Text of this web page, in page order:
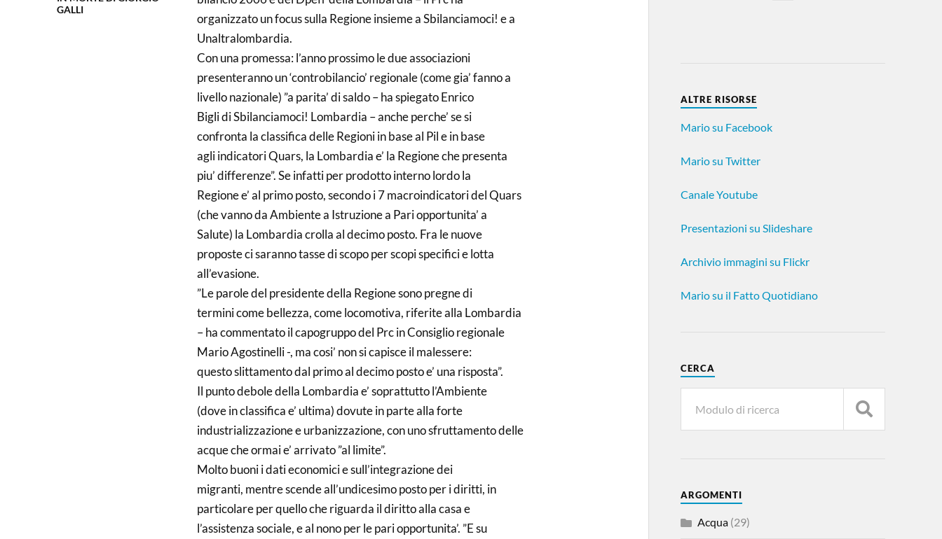
GALLI
organizzato un focus sulla Regione insieme a Sbilanciamoci! e a
Unaltralombardia.
Con una promessa: l’anno prossimo le due associazioni
presenteranno un ‘controbilancio’ regionale (come gia’ fanno a
livello nazionale) ”a parita’ di saldo – ha spiegato Enrico
Bigli di Sbilanciamoci! Lombardia – anche perche’ se si
confronta la classifica delle Regioni in base al Pil e in base
agli indicatori Quars, la Lombardia e’ la Regione che presenta
piu’ differenze”. Se infatti per prodotto interno lordo la
Regione e’ al primo posto, secondo i 7 macroindicatori del Quars
(che vanno da Ambiente a Istruzione a Pari opportunita’ a
Salute) la Lombardia crolla al decimo posto. Fra le nuove
proposte ci saranno tasse di scopo per scopi specifici e lotta
all’evasione.
”Le parole del presidente della Regione sono pregne di
termini come bellezza, come locomotiva, riferite alla Lombardia
– ha commentato il capogruppo del Prc in Consiglio regionale
Mario Agostinelli -, ma cosi’ non si capisce il malessere:
questo slittamento dal primo al decimo posto e’ una risposta”.
Il punto debole della Lombardia e’ soprattutto l’Ambiente
(dove in classifica e’ ultima) dovute in parte alla forte
industrializzazione e urbanizzazione, con uno sfruttamento delle
acque che ormai e’ arrivato ”al limite”.
Molto buoni i dati economici e sull’integrazione dei
migranti, mentre scende all’undicesimo posto per i diritti, in
particolare per quello che riguarda il diritto alla casa e
l’assistenza sociale, e al nono per le pari opportunita’. ”E su
ALTRE RISORSE
Mario su Facebook
Mario su Twitter
Canale Youtube
Presentazioni su Slideshare
Archivio immagini su Flickr
Mario su il Fatto Quotidiano
CERCA
ARGOMENTI
Acqua(29)